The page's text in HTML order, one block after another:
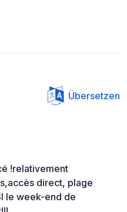
Übersetzen
!relativement
direct, plage
le week-end de